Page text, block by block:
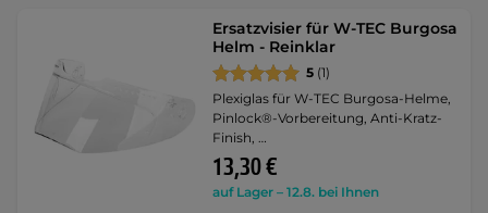
Ersatzvisier für W-TEC Burgosa
Helm - Reinklar
5 (1)
Plexiglas für W-TEC Burgosa-Helme,
Pinlock®-Vorbereitung, Anti-Kratz-
Finish, …
13,30 €
auf Lager – 12.8. bei Ihnen